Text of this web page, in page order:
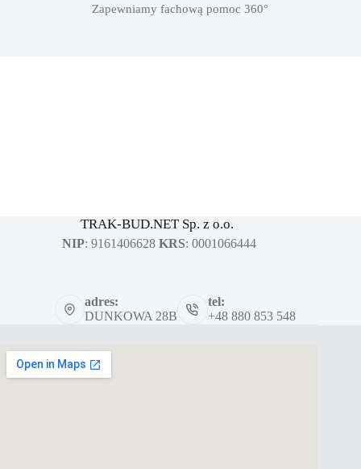
Zapewniamy fachową pomoc 360°
TRAK-BUD.NET Sp. z o.o.
NIP: 9161406628 KRS: 0001066444
adres:
DUNKOWA 28B
tel:
+48 880 853 548